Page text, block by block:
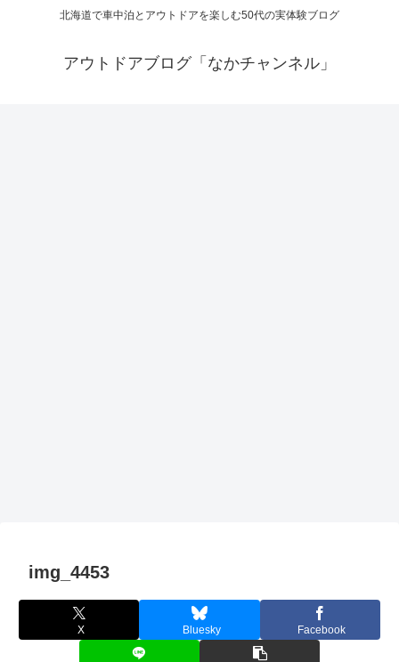
北海道で車中泊とアウトドアを楽しむ50代の実体験ブログ
アウトドアブログ「なかチャンネル」
img_4453
X Bluesky Facebook